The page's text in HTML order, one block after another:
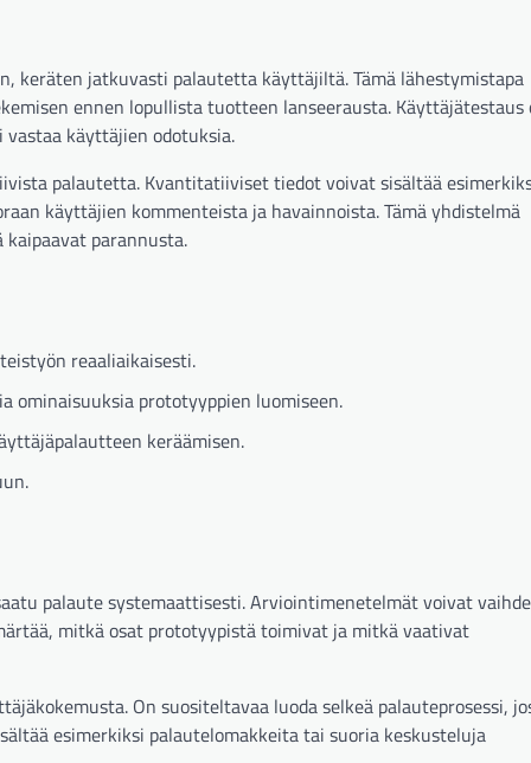
jatkuvasti palautetta käyttäjiltä. Tämä lähestymistapa
ennen lopullista tuotteen lanseerausta. Käyttäjätestaus
vastaa käyttäjien odotuksia.
palautetta. Kvantitatiiviset tiedot voivat sisältää
käyttäjien kommenteista ja havainnoista. Tämä yhdistelmä
parannusta.
reaaliaikaisesti.
ominaisuuksia prototyyppien luomiseen.
keräämisen.
palaute systemaattisesti. Arviointimenetelmät voivat
mitkä osat prototyypistä toimivat ja mitkä vaativat
On suositeltavaa luoda selkeä palauteprosessi,
esimerkiksi palautelomakkeita tai suoria keskusteluja